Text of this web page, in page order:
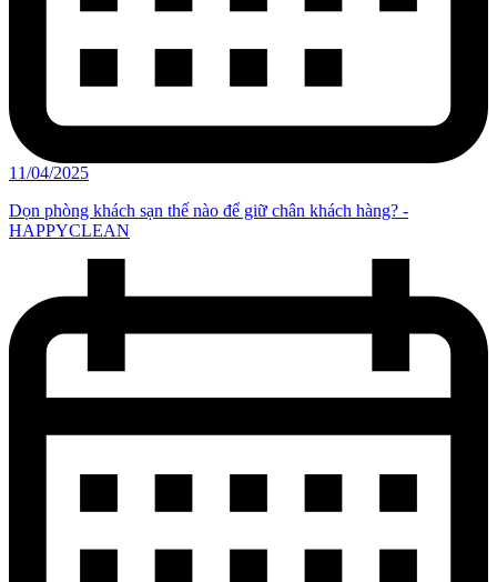
11/04/2025
Dọn phòng khách sạn thế nào để giữ chân khách hàng? -
HAPPYCLEAN